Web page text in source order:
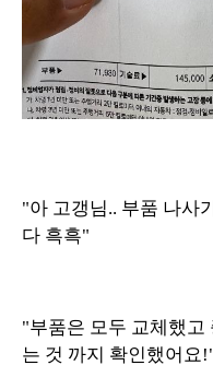
"아 고갱님.. 부품 나사
다 흑흑"
"부품은 모두 교체했고
는 것 까지 확인했어요